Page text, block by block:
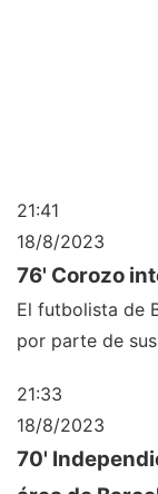
21:41
18/8/2023
76' Corozo
El futbolista de
por parte de
21:33
18/8/2023
70'